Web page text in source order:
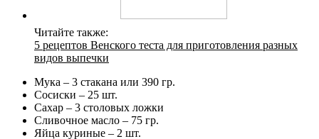
Читайте также:
5 рецептов Венского теста для приготовления разных
видов выпечки
Мука – 3 стакана или 390 гр.
Сосиски – 25 шт.
Сахар – 3 столовых ложки
Сливочное масло – 75 гр.
Яйца куриные – 2 шт.